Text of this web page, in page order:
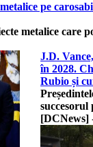
pe
metalice care
J.D.
în 2028.
Rubio și
[DCNews]